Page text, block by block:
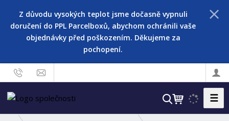
Z důvodu vysokých teplot jsme dočasně vypnuli
doručení do PPL Parcelboxů, abychom ochránili vaše
objednávky před poškozením. Děkujeme za
pochopení.
V
☰